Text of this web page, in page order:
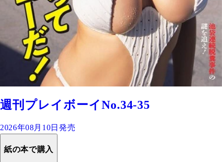
週刊プレイボーイNo.34-35
2026年08月10日発売
紙の本で購入